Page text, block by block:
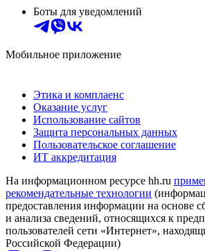
Боты для уведомлений
Мобильное приложение
Этика и комплаенс
Оказание услуг
Использование сайтов
Защита персональных данных
Пользовательское соглашение
ИТ аккредитация
На информационном ресурсе hh.ru
рекомендательные технологии
предоставления информации на основе
и анализа сведений, относящихся к
пользователей сети «Интернет»,
Российской Федерации)